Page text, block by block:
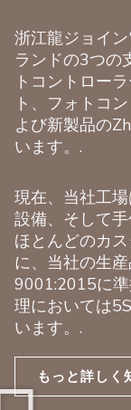
浙江龍ジョイ
ランドの3つの
トコントロー
ト、フォトコ
よび新製品の
います。.
現在、当社工
設備、そして
ほとんどのカ
に、当社の生
9001:2015に
理においては
います。.
もっと詳しく